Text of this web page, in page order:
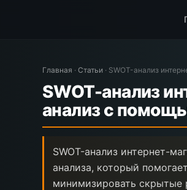
Главная · Статьи · SWOT-анализ
SWOT-анализ
анализ с
SWOT-анализ интернет-
анализа, который
минимизировать скрытые